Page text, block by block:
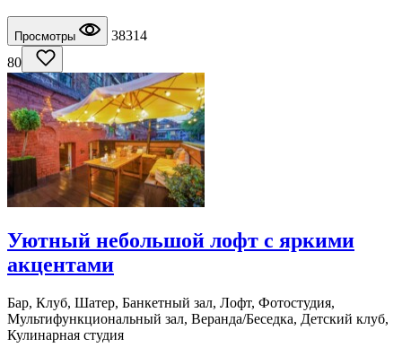
Просмотры
38314
80
Уютный небольшой лофт с яркими
акцентами
Бар, Клуб, Шатер, Банкетный зал, Лофт, Фотостудия,
Мультифункциональный зал, Веранда/Беседка, Детский клуб,
Кулинарная студия